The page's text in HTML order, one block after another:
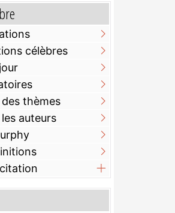
célèbres
thèmes
auteurs